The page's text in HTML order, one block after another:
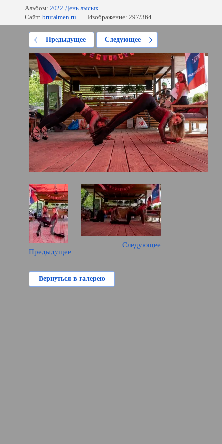
Альбом: 2022 День лысых
Сайт: brutalmen.ru Изображение: 297/364
Предыдущее Следующее
Предыдущее
Следующее
Вернуться в галерею